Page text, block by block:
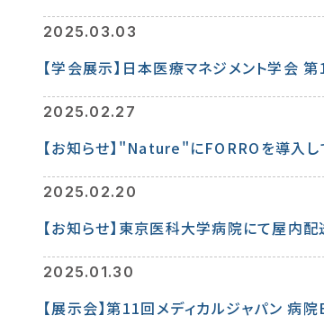
2025.03.03
【学会展示】日本医療マネジメント学会
2025.02.27
【お知らせ】"Nature"にFORROを導入
2025.02.20
2025.01.30
【展示会】第11回メディカルジャパン 病